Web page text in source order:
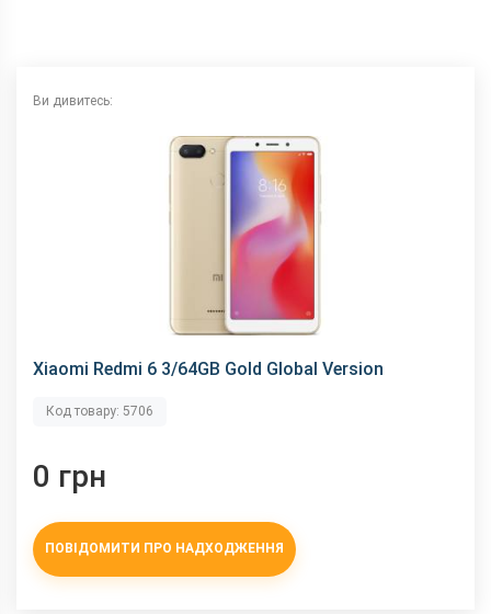
Характеристики та комплектацію товару виробник може
Ви дивитесь:
Xiaomi Redmi 6 3/64GB Gold Global Version
Код товару: 5706
0 грн
ПОВІДОМИТИ ПРО НАДХОДЖЕННЯ